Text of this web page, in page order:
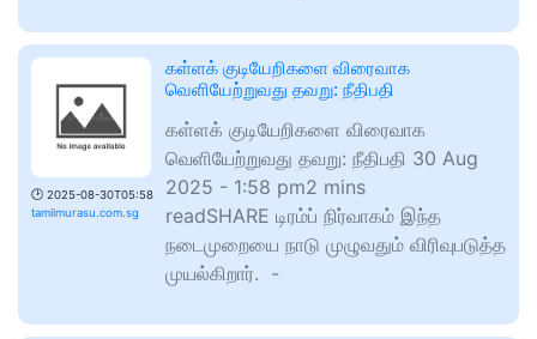
🕑 2025-08-30T05:58
tamilmurasu.com.sg
கள்ளக் குடியேறிகளை விரைவாக
வெளியேற்றுவது தவறு: நீதிபதி
கள்ளக் குடியேறிகளை விரைவாக
வெளியேற்றுவது தவறு: நீதிபதி 30 Aug
2025 - 1:58 pm2 mins
readSHARE டிரம்ப் நிர்வாகம் இந்த
நடைமுறையை நாடு முழுவதும் விரிவுபடுத்த
முயல்கிறார். -